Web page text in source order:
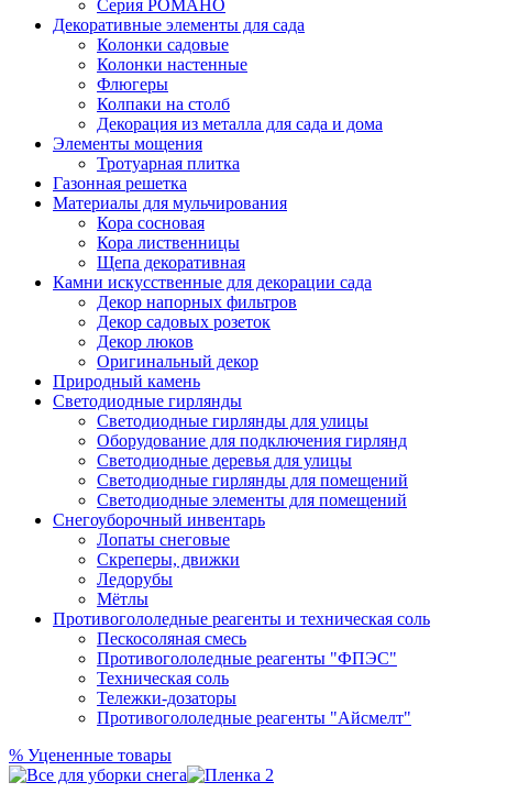
Серия РОМАНО
Декоративные элементы для сада
Колонки садовые
Колонки настенные
Флюгеры
Колпаки на столб
Декорация из металла для сада и дома
Элементы мощения
Тротуарная плитка
Газонная решетка
Материалы для мульчирования
Кора сосновая
Кора лиственницы
Щепа декоративная
Камни искусственные для декорации сада
Декор напорных фильтров
Декор садовых розеток
Декор люков
Оригинальный декор
Природный камень
Светодиодные гирлянды
Светодиодные гирлянды для улицы
Оборудование для подключения гирлянд
Светодиодные деревья для улицы
Светодиодные гирлянды для помещений
Светодиодные элементы для помещений
Снегоуборочный инвентарь
Лопаты снеговые
Скреперы, движки
Ледорубы
Мётлы
Противогололедные реагенты и техническая соль
Пескосоляная смесь
Противогололедные реагенты "ФПЭС"
Техническая соль
Тележки-дозаторы
Противогололедные реагенты "Айсмелт"
% Уцененные товары